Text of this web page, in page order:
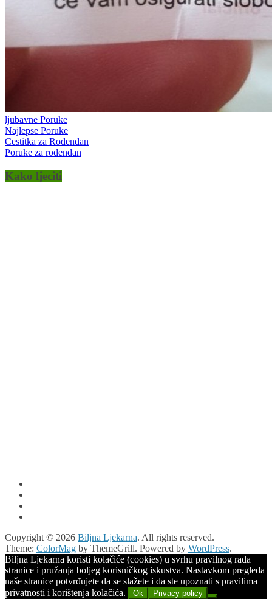
ljubavne Poruke
Najlepse Poruke
Cestitka za Rodendan
Poruke za rodendan
Kako ljeciti
Copyright © 2026 Biljna Ljekarna. All rights reserved.
Theme: ColorMag by ThemeGrill. Powered by WordPress.
Biljna Ljekarna koristi kolačiće (cookies) u svrhu pravilnog rada
stranice i pružanja boljeg korisničkog iskustva. Nastavkom pregleda
naše stranice potvrđujete da se slažete i da ste upoznati s pravilima
privatnosti i korištenja kolačića.
Ok Privacy policy